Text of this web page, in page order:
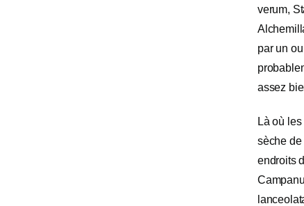
verum,
par un
assez
Là où
sèche
endroits